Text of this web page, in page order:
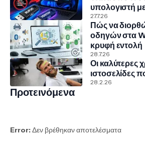
υπολογιστή
27.7.26
Πώς να
οδηγών στα
κρυφή εντολή
28.7.26
Οι καλύτερες
ιστοσελίδες
28.2.26
Προτεινόμενα
Error:Δεν βρέθηκαν αποτελέσματα